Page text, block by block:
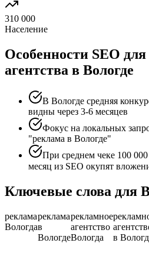
310 000
Население
Особенности SEO
агентства в Вологде
В Вологде средняя
видны через 3-6 месяцев
Фокус на локальных
"реклама в Вологде"
При среднем чеке 100
месяц из SEO окупят
Ключевые слова для
реклама
Вологда
реклама
в
Вологде
рекламное
агентство
Вологда
в